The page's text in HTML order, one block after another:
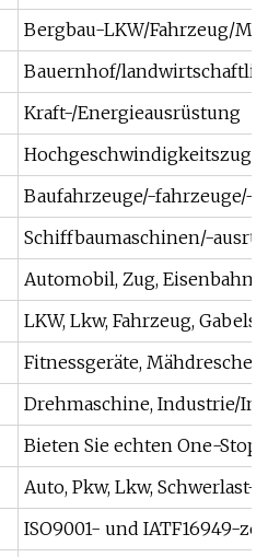
Bergbau-LKW/Fahrzeug/
Bauernhof/
Kraft-/Energieausrüstung
Hochgeschwindigkeitszug/
Baufahrzeuge/-fahrzeuge/-
Schiffbaumaschinen/-
Automobil, Zug, Eisenbahn,
LKW, Lkw, Fahrzeug,
Fitnessgeräte, Mähdrescher
Drehmaschine, Industrie/
Bieten Sie echten One-
Auto, Pkw, Lkw, Schwerlast-
ISO9001- und IATF16949-